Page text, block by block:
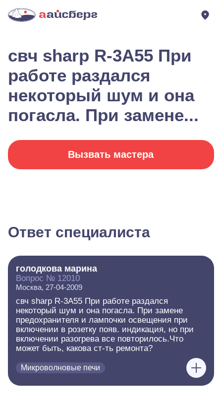
свч sharp R-3A55 При
работе раздался
некоторый шум и она
погасла. При замене...
Вызвать мастера
Ответ специалиста
голодкова марина
Вопрос № 12010
Москва, 27-04-2009
свч sharp R-3A55 При работе раздался
некоторый шум и она погасла. При замене
предохранителя и лампочки освещения при
включении в розетку появ. индикация, но при
включении разогрева все повторилось.Что
может быть, какова ст-ть ремонта?
Микроволновые печи